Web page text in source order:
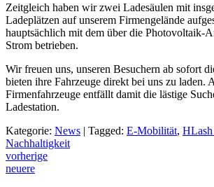
Zeitgleich haben wir zwei Ladesäulen mit
Ladeplätzen auf unserem Firmengelände
hauptsächlich mit dem über die Photovoltaik-
Strom betrieben.
Wir freuen uns, unseren Besuchern ab sofort
bieten ihre Fahrzeuge direkt bei uns zu laden.
Firmenfahrzeuge entfällt damit die lästige
Ladestation.
Kategorie: News | Tagged: E-Mobilität,
Nachhaltigkeit
Post
navigation
vorherige
neuere